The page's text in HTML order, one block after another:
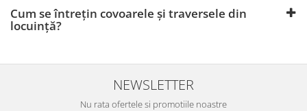
Cum se întrețin covoarele și traversele din
locuință?
NEWSLETTER
Nu rata ofertele si promotiile noastre